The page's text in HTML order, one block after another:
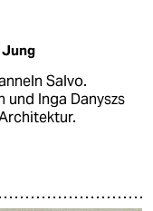
Jung
Salvo.
Inga Danyszs